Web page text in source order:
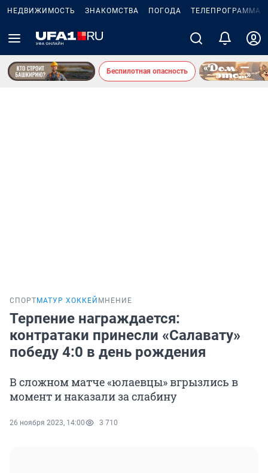
НЕДВИЖИМОСТЬ ЗНАКОМСТВА ПОГОДА ТЕЛЕПРОГРАММА
Беспилотная опасность
СПОРТ МАТУР ХОККЕЙ МНЕНИЕ
Терпение награждается:
контратаки принесли «Салавату»
победу 4:0 в день рождения
В сложном матче «юлаевцы» вгрызлись в
момент и наказали за слабину
26 ноября 2023, 14:00 3 710